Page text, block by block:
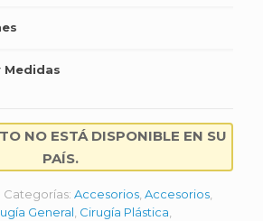
Medidas
NO ESTÁ DISPONIBLE EN SU
PAÍS.
Categorías: Accesorios Accesorios
General Cirugía Plástica